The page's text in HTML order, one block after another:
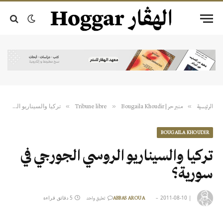
الرئيسية » منبر حر | Tribune libre » Bougaila Khoudir
» تركيا والسيناريو الروسي الجورجي في سورية؟
BOUGAILA KHOUDIR
تركيا والسيناريو الروسي الجورجي في
سورية؟
|
ABBAS AROUA 2011-08-10 تعليق واحد 5 دقائق قراءة